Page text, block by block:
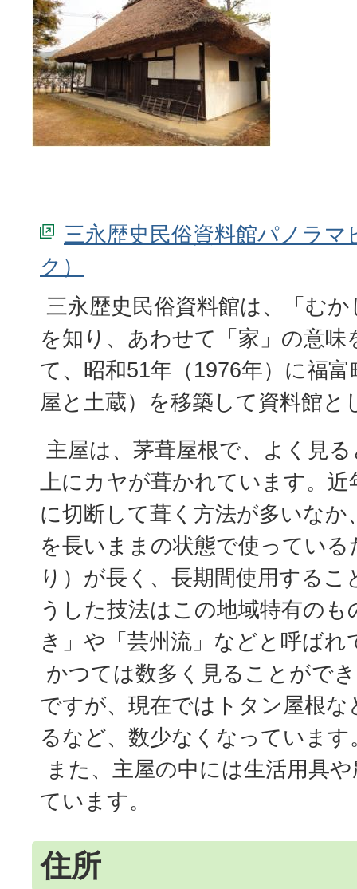
三永歴史民俗資料館パノラマ
三永歴史民俗資料館は、「む
を知り、あわせて「家」の意味
て、昭和51年（1976年）に福
屋と土蔵）を移築して資料館と
主屋は、茅葺屋根で、よく見
上にカヤが葺かれています。
に切断して葺く方法が多いなか
を長いままの状態で使ってい
り）が長く、長期間使用する
うした技法はこの地域特有のも
き」や「芸州流」などと呼ばれ
かつては数多く見ることがで
ですが、現在ではトタン屋根
るなど、数少なくなっています
また、主屋の中には生活用具
ています。
住所